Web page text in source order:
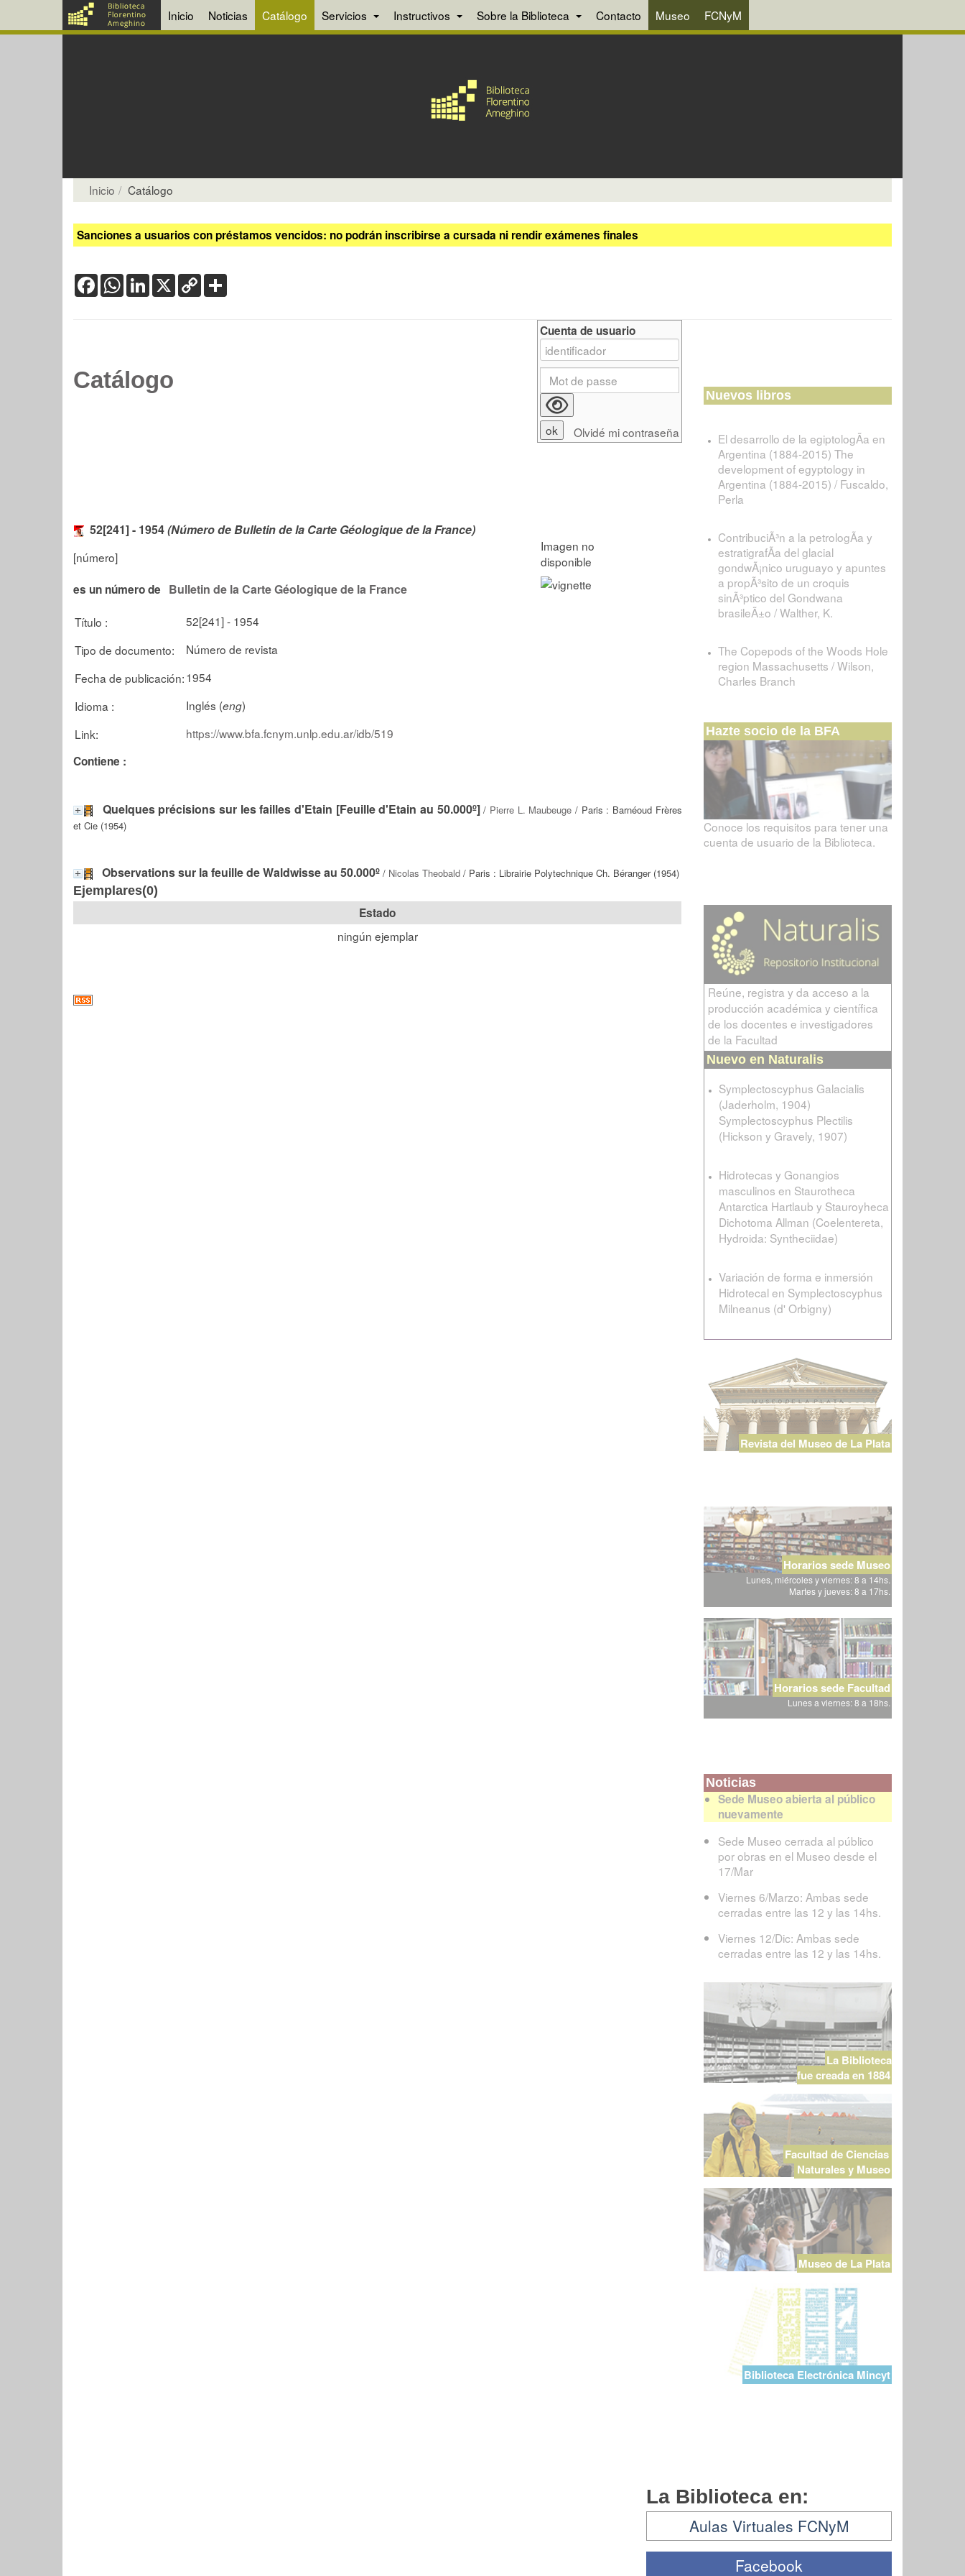
Inicio Noticias Catálogo Servicios Instructivos Sobre la Biblioteca Contacto Museo FCNyM
Inicio Catálogo
Sanciones a usuarios con préstamos vencidos: no podrán inscribirse a cursada ni rendir exámenes finales
FacebookWhatsApp
LinkedIn
X Copy
Link
Catálogo
52[241] - 1954(Número de Bulletin de la Carte Géologique de la France)
[número]
es un número de Bulletin de la Carte Géologique de la France
Título :
52[241] - 1954
Tipo de documento:
Número de revista
Fecha de publicación:1954
Idioma :
Inglés (eng)
Link:
https://www.bfa.fcnym.unlp.edu.ar/idb/519
Contiene :
Quelques précisions sur les failles d'Etain [Feuille d'Etain au 50.000º]/ Pierre L. Maubeuge / Paris : Barnéoud Frères
et Cie (1954)
Observations sur la feuille de Waldwisse au 50.000º / Nicolas Theobald / Paris : Librairie Polytechnique Ch. Béranger (1954)
Ejemplares(0)
Estado
ningún ejemplar
Cuenta de usuario
Olvidé mi contraseña
Nuevos libros
El desarrollo de la egiptologÃ­a en
Argentina (1884-2015) The
development of egyptology in
Argentina (1884-2015) / Fuscaldo,
Perla
ContribuciÃ³n a la petrologÃ­a y
estratigrafÃ­a del glacial
gondwÃ¡nico uruguayo y apuntes
a propÃ³sito de un croquis
sinÃ³ptico del Gondwana
brasileÃ±o / Walther, K.
The Copepods of the Woods Hole
region Massachusetts / Wilson,
Charles Branch
Hazte socio de la BFA
Conoce los requisitos para tener una
cuenta de usuario de la Biblioteca.
Reúne, registra y da acceso a la
producción académica y científica
de los docentes e investigadores
de la Facultad
Nuevo en Naturalis
Symplectoscyphus Galacialis
(Jaderholm, 1904)
Symplectoscyphus Plectilis
(Hickson y Gravely, 1907)
Hidrotecas y Gonangios
masculinos en Staurotheca
Antarctica Hartlaub y Stauroyheca
Dichotoma Allman (Coelentereta,
Hydroida: Syntheciidae)
Variación de forma e inmersión
Hidrotecal en Symplectoscyphus
Milneanus (d' Orbigny)
Revista del Museo de La Plata
Horarios sede Museo
Lunes, miércoles y viernes: 8 a 14hs.
Martes y jueves: 8 a 17hs.
Horarios sede Facultad
Lunes a viernes: 8 a 18hs.
Noticias
Sede Museo abierta al público
nuevamente
Sede Museo cerrada al público
por obras en el Museo desde el
17/Mar
Viernes 6/Marzo: Ambas sede
cerradas entre las 12 y las 14hs.
Viernes 12/Dic: Ambas sede
cerradas entre las 12 y las 14hs.
La Biblioteca
fue creada en 1884
Facultad de Ciencias
Naturales y Museo
Museo de La Plata
Biblioteca Electrónica Mincyt
La Biblioteca en:
Aulas Virtuales FCNyM
Facebook